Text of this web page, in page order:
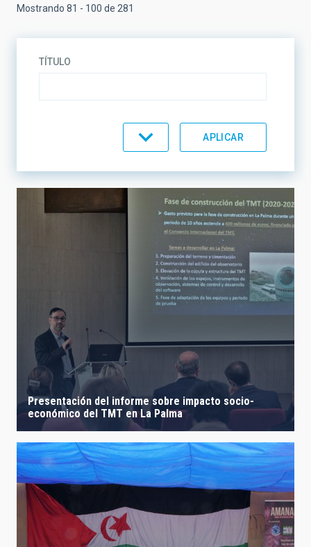
Mostrando 81 - 100 de 281
TÍTULO
LÍNEAS DE INSTRUMENTACIÓN
LÍNEAS IACTEC
ASTROFÍSICAS
FECHA DE CREACIÓN ORDENAR POR ORDEN
Presentación del informe sobre impacto socio-
económico del TMT en La Palma